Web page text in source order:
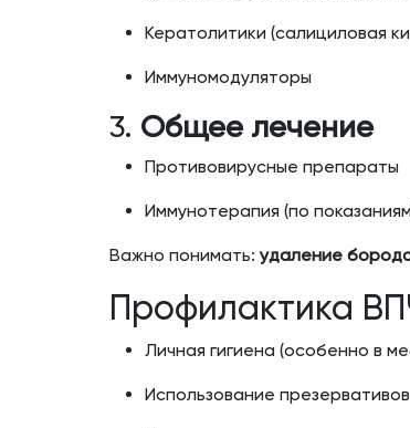
Кератолитики (салициловая
Иммуномодуляторы
3. Общее лечение
Противовирусные препараты
Иммунотерапия (по
Важно понимать:удаление
Профилактика
Личная гигиена (особенно в
Использование